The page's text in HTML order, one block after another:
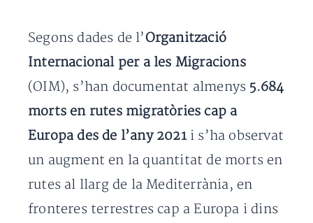
Segons dades de l’Organització
Internacional per a les Migracions
(OIM), s’han documentat almenys 5.684
morts en rutes migratòries cap a
Europa des de l’any 2021i s’ha observat
un augment en la quantitat de morts en
rutes al llarg de la Mediterrània, en
fronteres terrestres cap a Europa i dins